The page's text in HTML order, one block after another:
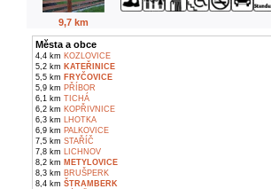
9,7 km
Města a obce
4,4 km KOZLOVICE
5,2 km KATEŘINICE
5,5 km FRYČOVICE
5,9 km PŘÍBOR
6,1 km TICHÁ
6,2 km KOPŘIVNICE
6,3 km LHOTKA
6,9 km PALKOVICE
7,5 km STAŘÍČ
7,8 km LICHNOV
8,2 km METYLOVICE
8,3 km BRUŠPERK
8,4 km ŠTRAMBERK